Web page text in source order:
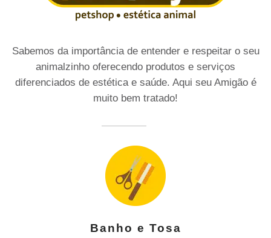
Sabemos da importância de entender e respeitar o seu
animalzinho oferecendo produtos e serviços
diferenciados de estética e saúde. Aqui seu Amigão é
muito bem tratado!
Banho e Tosa